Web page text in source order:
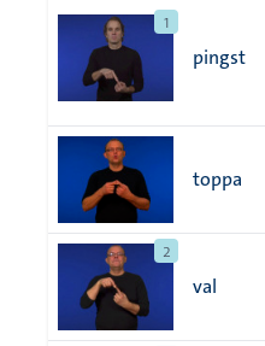
1
pingst
toppa
2
val